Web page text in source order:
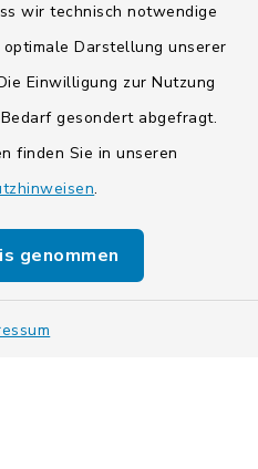
wir technisch notwendige
Darstellung unserer
Einwilligung zur Nutzung
gesondert abgefragt.
finden Sie in unseren
.
genommen